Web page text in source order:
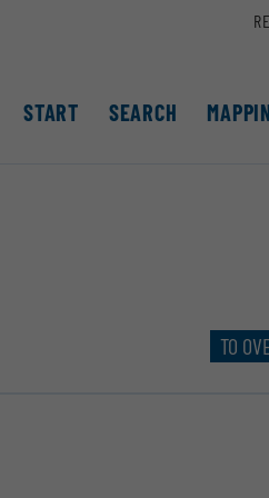
START SEARCH
TO